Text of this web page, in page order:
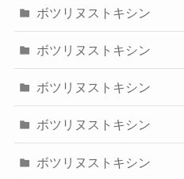
ボツリヌストキシン
ボツリヌストキシン
ボツリヌストキシン
ボツリヌストキシン
ボツリヌストキシン